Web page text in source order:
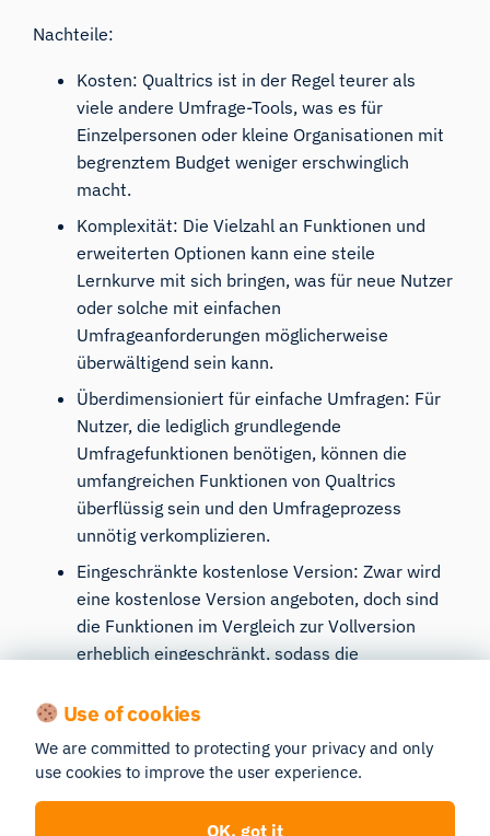
Nachteile:
Kosten: Qualtrics ist in der Regel teurer als
viele andere Umfrage-Tools, was es für
Einzelpersonen oder kleine Organisationen mit
begrenztem Budget weniger erschwinglich
macht.
Komplexität: Die Vielzahl an Funktionen und
erweiterten Optionen kann eine steile
Lernkurve mit sich bringen, was für neue Nutzer
oder solche mit einfachen
Umfrageanforderungen möglicherweise
überwältigend sein kann.
Überdimensioniert für einfache Umfragen: Für
Nutzer, die lediglich grundlegende
Umfragefunktionen benötigen, können die
umfangreichen Funktionen von Qualtrics
überflüssig sein und den Umfrageprozess
unnötig verkomplizieren.
Eingeschränkte kostenlose Version: Zwar wird
eine kostenlose Version angeboten, doch sind
die Funktionen im Vergleich zur Vollversion
erheblich eingeschränkt, sodass die
Abonnement nicht voll ausgeschöpft werden
Use of cookies
We are committed to protecting your privacy and only
use cookies to improve the user experience.
OK, got it